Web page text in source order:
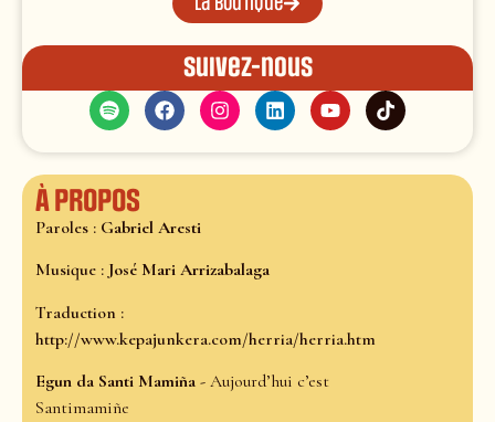
Suivez-nous
À propos
Paroles : Gabriel Aresti
Musique : José Mari Arrizabalaga
Traduction :
http://www.kepajunkera.com/herria/herria.htm
Egun da Santi Mamiña - Aujourd’hui c’est
Santimamiñe